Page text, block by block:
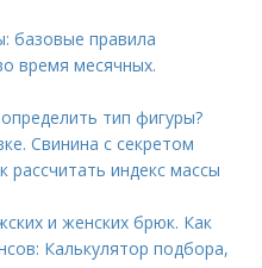
базовые правила
время месячных.
тип фигуры?
Свинина с секретом
рассчитать индекс массы
и женских брюк. Как
Калькулятор подбора,